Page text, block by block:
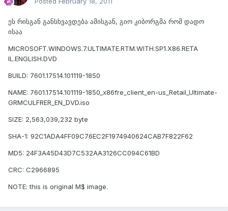
ეს რისგან განსხვავდება ამისგან, გიო კიბორგმა რომ დადო
ისაა
MICROSOFT.WINDOWS.7.ULTIMATE.RTM.WITH.SP1.X86.RETA
IL.ENGLISH.DVD
BUILD: 7601.17514.101119-1850
NAME: 7601.17514.101119-1850_x86fre_client_en-us_Retail_Ultimate-
GRMCULFRER_EN_DVD.iso
SIZE: 2,563,039,232 byte
SHA-1: 92C1ADA4FF09C76EC2F1974940624CAB7F822F62
MD5: 24F3A45D43D7C532AA3126CC094C61BD
CRC: C2966895
NOTE: this is original M$ image.